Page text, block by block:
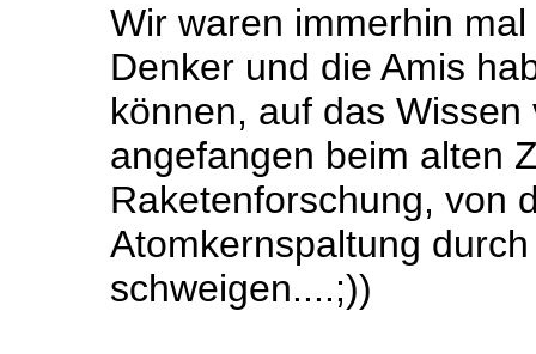
Wir waren immerhin
Denker und die Amis
können, auf das
angefangen beim alten
Raketenforschung, von
Atomkernspaltung
schweigen....;))